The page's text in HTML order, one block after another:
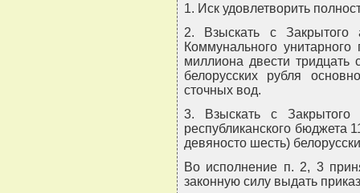
1. Иск удовлетворить
2. Взыскать с Закрытого
Коммунального
миллиона двести тридцать
белорусских рубля
сточных вод.
3. Взыскать с
республиканского бюджета
девяносто шесть)
Во исполнение п. 2, 3
законную силу выдать